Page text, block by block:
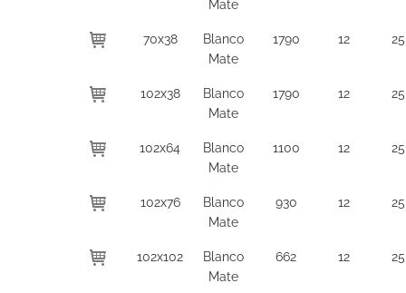
Mate
70x38
Blanco
Mate
1790 12 25
102x38
Blanco
Mate
1790 12 25
102x64
Blanco
Mate
1100 12 25
102x76
Blanco
Mate
930 12 25
102x102
Blanco
Mate
662 12 25